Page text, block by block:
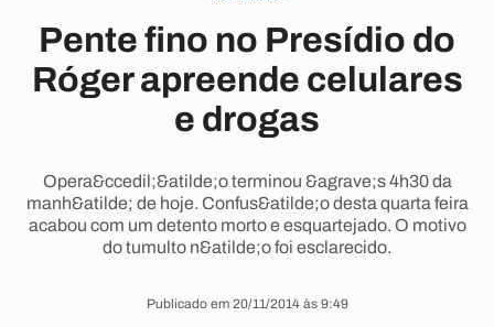
Pente fino no Presídio do
Róger apreende celulares
e drogas
Opera&ccedil;&atilde;o terminou &agrave;s 4h30 da
manh&atilde; de hoje. Confus&atilde;o desta quarta feira
acabou com um detento morto e esquartejado. O motivo
do tumulto n&atilde;o foi esclarecido.
Publicado em 20/11/2014 às 9:49